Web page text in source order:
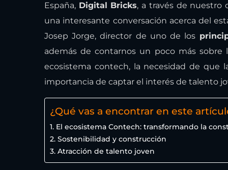
España, Digital Bricks, a través de nuestro
una interesante conversación acerca del
Josep Jorge, director de uno de los
además de contarnos un poco más
ecosistema contech, la necesidad de que
importancia de captar el interés de talento
¿Qué vas a encontrar en este
1. El ecosistema Contech: transformando la
2. Sostenibilidad y construcción
3. Atracción de talento joven